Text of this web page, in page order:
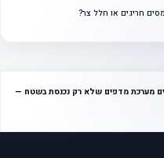
חריגים או חלל צר?
מערכת מדפים שלא רק נכנסת בשטח —